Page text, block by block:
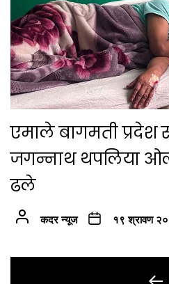
एमाले बागमती
जगन्नाथ थपलिया
ढले
कदर न्यूज १९ श्रावण